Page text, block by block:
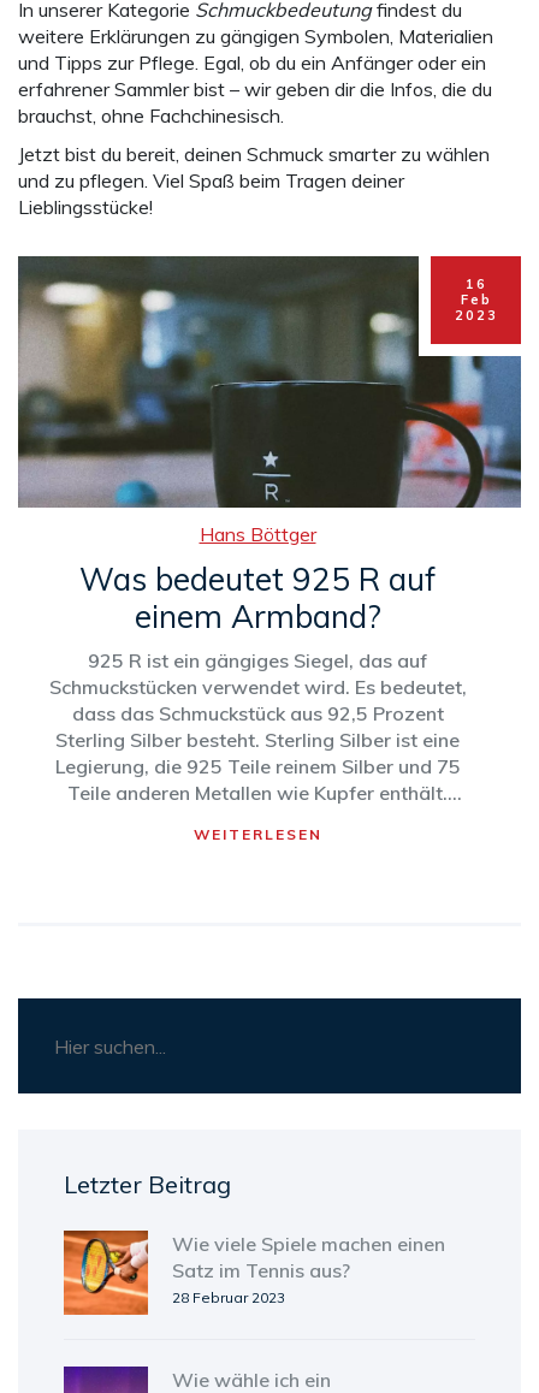
In unserer Kategorie Schmuckbedeutungfindest du
weitere Erklärungen zu gängigen Symbolen, Materialien
und Tipps zur Pflege. Egal, ob du ein Anfänger oder ein
erfahrener Sammler bist – wir geben dir die Infos, die du
brauchst, ohne Fachchinesisch.
Jetzt bist du bereit, deinen Schmuck smarter zu wählen
und zu pflegen. Viel Spaß beim Tragen deiner
Lieblingsstücke!
16
Feb
2023
Hans Böttger
Was bedeutet 925 R auf
einem Armband?
925 R ist ein gängiges Siegel, das auf
Schmuckstücken verwendet wird. Es bedeutet,
dass das Schmuckstück aus 92,5 Prozent
Sterling Silber besteht. Sterling Silber ist eine
Legierung, die 925 Teile reinem Silber und 75
Teile anderen Metallen wie Kupfer enthält.
langlebig und werden oft als Geschenk
Schmuckstücken garantiert.
WEITERLESEN
Letzter Beitrag
Wie viele Spiele machen einen
Satz im Tennis aus?
28 Februar 2023
Wie wähle ich ein